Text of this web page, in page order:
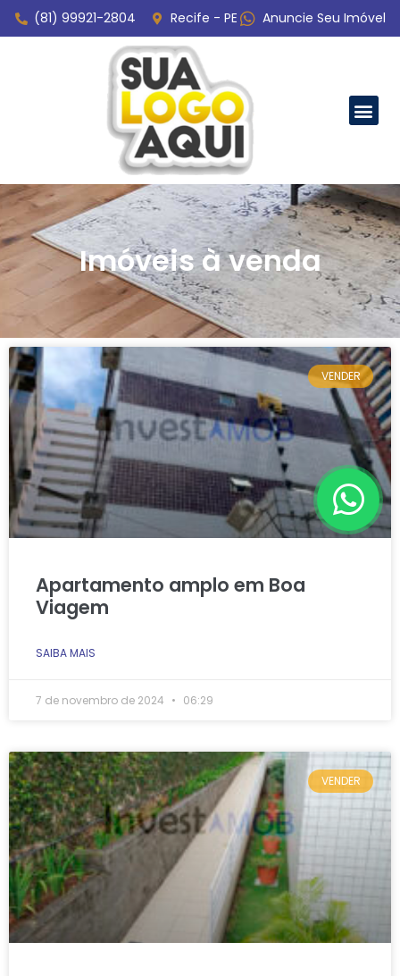
(81) 99921-2804 Recife - PE Anuncie Seu Imóvel
Imóveis à venda
VENDER
Apartamento amplo em Boa
Viagem
SAIBA MAIS
7 de novembro de 2024 06:29
VENDER